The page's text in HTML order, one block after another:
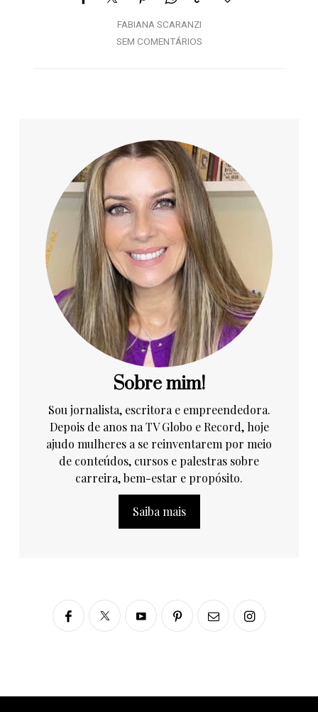
FABIANA SCARANZI
SEM COMENTÁRIOS
Sobre mim!
Sou jornalista, escritora e empreendedora.
Depois de anos na TV Globo e Record, hoje
ajudo mulheres a se reinventarem por meio
de conteúdos, cursos e palestras sobre
carreira, bem-estar e propósito.
Saiba mais